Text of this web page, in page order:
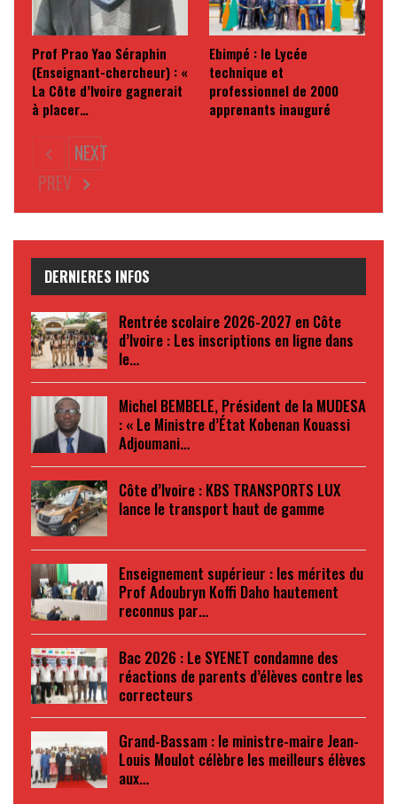
Prof Prao Yao Séraphin
(Enseignant-chercheur) : «
La Côte d’Ivoire gagnerait
à placer…
Ebimpé : le Lycée
technique et
professionnel de 2000
apprenants inauguré
PREV
NEXT
DERNIERES INFOS
Rentrée scolaire 2026-2027 en Côte
d’Ivoire : Les inscriptions en ligne dans
le…
Michel BEMBELE, Président de la MUDESA
: « Le Ministre d’État Kobenan Kouassi
Adjoumani…
Côte d’Ivoire : KBS TRANSPORTS LUX
lance le transport haut de gamme
Enseignement supérieur : les mérites du
Prof Adoubryn Koffi Daho hautement
reconnus par…
Bac 2026 : Le SYENET condamne des
réactions de parents d’élèves contre les
correcteurs
Grand-Bassam : le ministre-maire Jean-
Louis Moulot célèbre les meilleurs élèves
aux…